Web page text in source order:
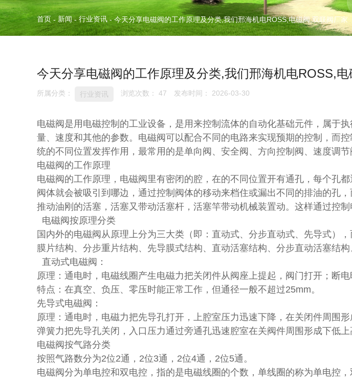
首页-新闻 -行业资讯 -今天分享电磁阀的工作原理及分类,我们邢海机电ROSS,电磁阀,双联阀厂家
今天分享电磁阀的工作原理及分类,我们邢海机电ROSS,
所属分类： 行业资讯 浏览次数： 47 发布时间： 2026-03-30
电磁阀是用电磁控制的工业设备，是用来控制流体的自动化基础元件，属于
量、速度和其他的参数。电磁阀可以配合不同的电路来实现预期的控制，而
统的不同位置发挥作用，最常用的是单向阀、安全阀、方向控制阀、速度调节
电磁阀的工作原理
电磁阀的工作原理，电磁阀里有密闭的腔，在的不同位置开有通孔，每个孔
阀体就会被吸引到哪边，通过控制阀体的移动来档住或漏出不同的排油的孔
推动油刚的活塞，活塞又带动活塞杆，活塞竿带动机械装置动。这样通过控制
电磁阀按原理分类
国内外的电磁阀从原理上分为三大类（即：直动式、分步直动式、先导式）
膜片结构、分步重片结构、先导膜式结构、直动活塞结构、分步直动活塞结
直动式电磁阀：
原理：通电时，电磁线圈产生电磁力把关闭件从阀座上提起，阀门打开；断
特点：在真空、负压、零压时能正常工作，但通径一般不超过25mm。
先导式电磁阀：
原理：通电时，电磁力把先导孔打开，上腔室压力迅速下降，在关闭件周围
弹簧力把先导孔关闭，入口压力通过旁通孔迅速腔室在关阀件周围形成下低
电磁阀按气路分类
按照气路数分为2位2通，2位3通，2位4通，2位5通。
电磁阀分为单电控和双电控，指的是电磁线圈的个数，单线圈的称为单电控